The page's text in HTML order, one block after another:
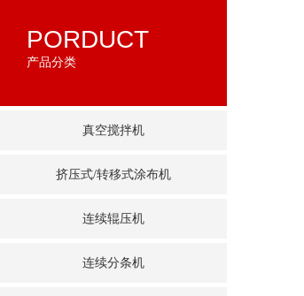
PORDUCT
产品分类
真空搅拌机
挤压式/转移式涂布机
连续辊压机
连续分条机